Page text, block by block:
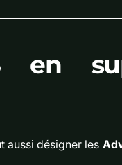
en
aussi désigner les